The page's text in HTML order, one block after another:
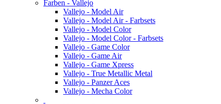
Farben - Vallejo
Vallejo - Model Air
Vallejo - Model Air - Farbsets
Vallejo - Model Color
Vallejo - Model Color - Farbsets
Vallejo - Game Color
Vallejo - Game Air
Vallejo - Game Xpress
Vallejo - True Metallic Metal
Vallejo - Panzer Aces
Vallejo - Mecha Color